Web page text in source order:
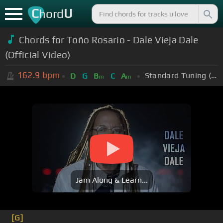
ChordU
Chords for Toño Rosario - Dale Vieja Dale
(Official Video)
162.9 bpm D G Bm C Am Standard Tuning (EADGBE)
Jam Along & Learn...
[G]